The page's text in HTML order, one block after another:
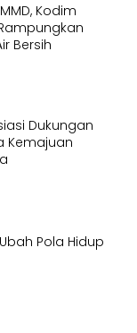
Kodim
Bersih
Dukungan
Kemajuan
Pola Hidup